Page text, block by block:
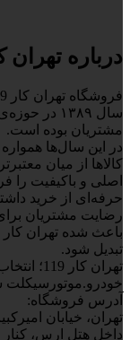
درباره تهران
سال ۱۳۸۹
مشتریان بوده است.
در این سال‌ها
کالاها از میان
اصلی و باکیفیت را
حرفه‌ای از خرید
رضایت مشتریان
تبدیل شود.
تهران
خودرو.موتورسیکلت
آدرس فروشگاه:
تهران، خیابان
داخل هتل ارس،